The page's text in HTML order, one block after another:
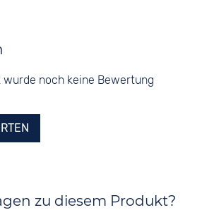
wurde noch keine Bewertung
zu diesem Produkt?